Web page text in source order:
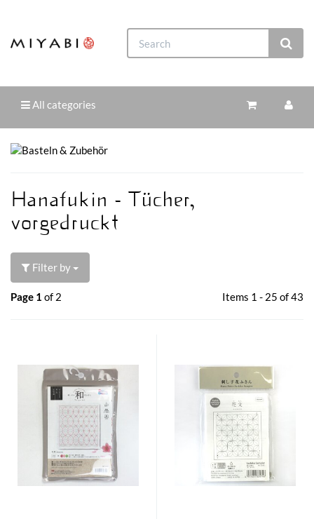
All categories
Hanafukin - Tücher,
vorgedruckt
Filter by
Page 1 of 2 Items 1 - 25 of 43